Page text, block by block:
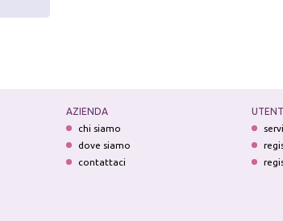
AZIENDA
chi siamo
dove siamo
contattaci